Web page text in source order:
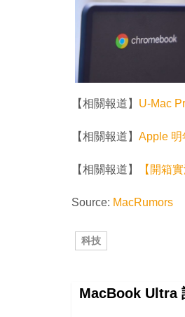
【相關報道】 U-Mac
【相關報道】 Apple 明
【相關報道】 【開箱
Source: MacRumors
科技
MacBook Ultra